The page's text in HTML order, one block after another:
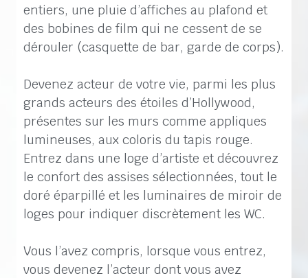
entiers, une pluie d’affiches au plafond et
des bobines de film qui ne cessent de se
dérouler (casquette de bar, garde de corps).
Devenez acteur de votre vie, parmi les plus
grands acteurs des étoiles d’Hollywood,
présentes sur les murs comme appliques
lumineuses, aux coloris du tapis rouge.
Entrez dans une loge d’artiste et découvrez
le confort des assises sélectionnées, tout le
doré éparpillé et les luminaires de miroir de
loges pour indiquer discrètement les WC.
Vous l’avez compris, lorsque vous entrez,
vous devenez l’acteur dont vous avez